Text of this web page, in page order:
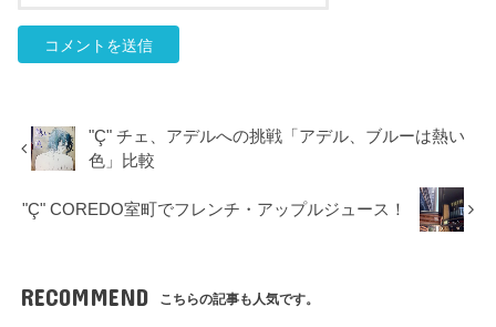
"Ç" チェ、アデルへの挑戦「アデル、ブルーは熱い
色」比較
"Ç" COREDO室町でフレンチ・アップルジュース！
RECOMMEND こちらの記事も人気です。